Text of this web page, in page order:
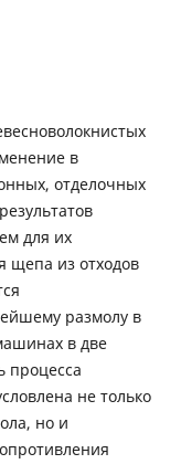
в
отделочных
для их
щепа из отходов
размолу в
в две
процесса
не только
но и